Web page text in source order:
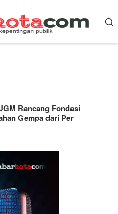
Rancang Fondasi
Gempa dari Per